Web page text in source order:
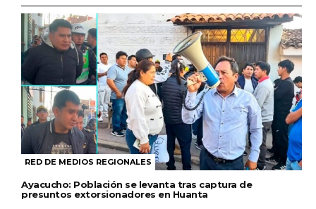
RED DE MEDIOS REGIONALES
Ayacucho: Población se levanta tras captura de
presuntos extorsionadores en Huanta